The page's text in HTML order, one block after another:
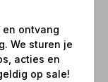
ontvang
We sturen je
acties en
op sale!